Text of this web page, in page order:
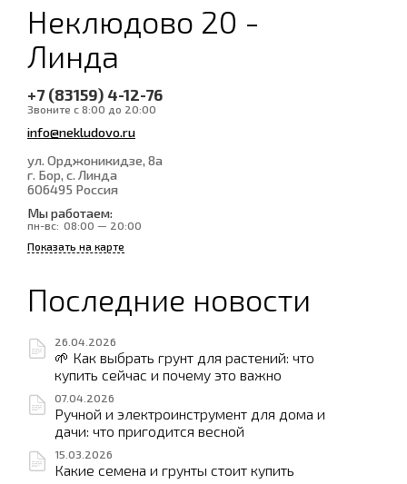
Неклюдово 20 -
Линда
+7 (83159) 4-12-76
Звоните с 8:00 до 20:00
info@nekludovo.ru
ул. Орджоникидзе, 8а
г. Бор, с. Линда
606495 Россия
Мы работаем:
пн-вс: 08:00 — 20:00
Показать на карте
Последние новости
26.04.2026
🌱 Как выбрать грунт для растений: что
купить сейчас и почему это важно
07.04.2026
Ручной и электроинструмент для дома и
дачи: что пригодится весной
15.03.2026
Какие семена и грунты стоит купить